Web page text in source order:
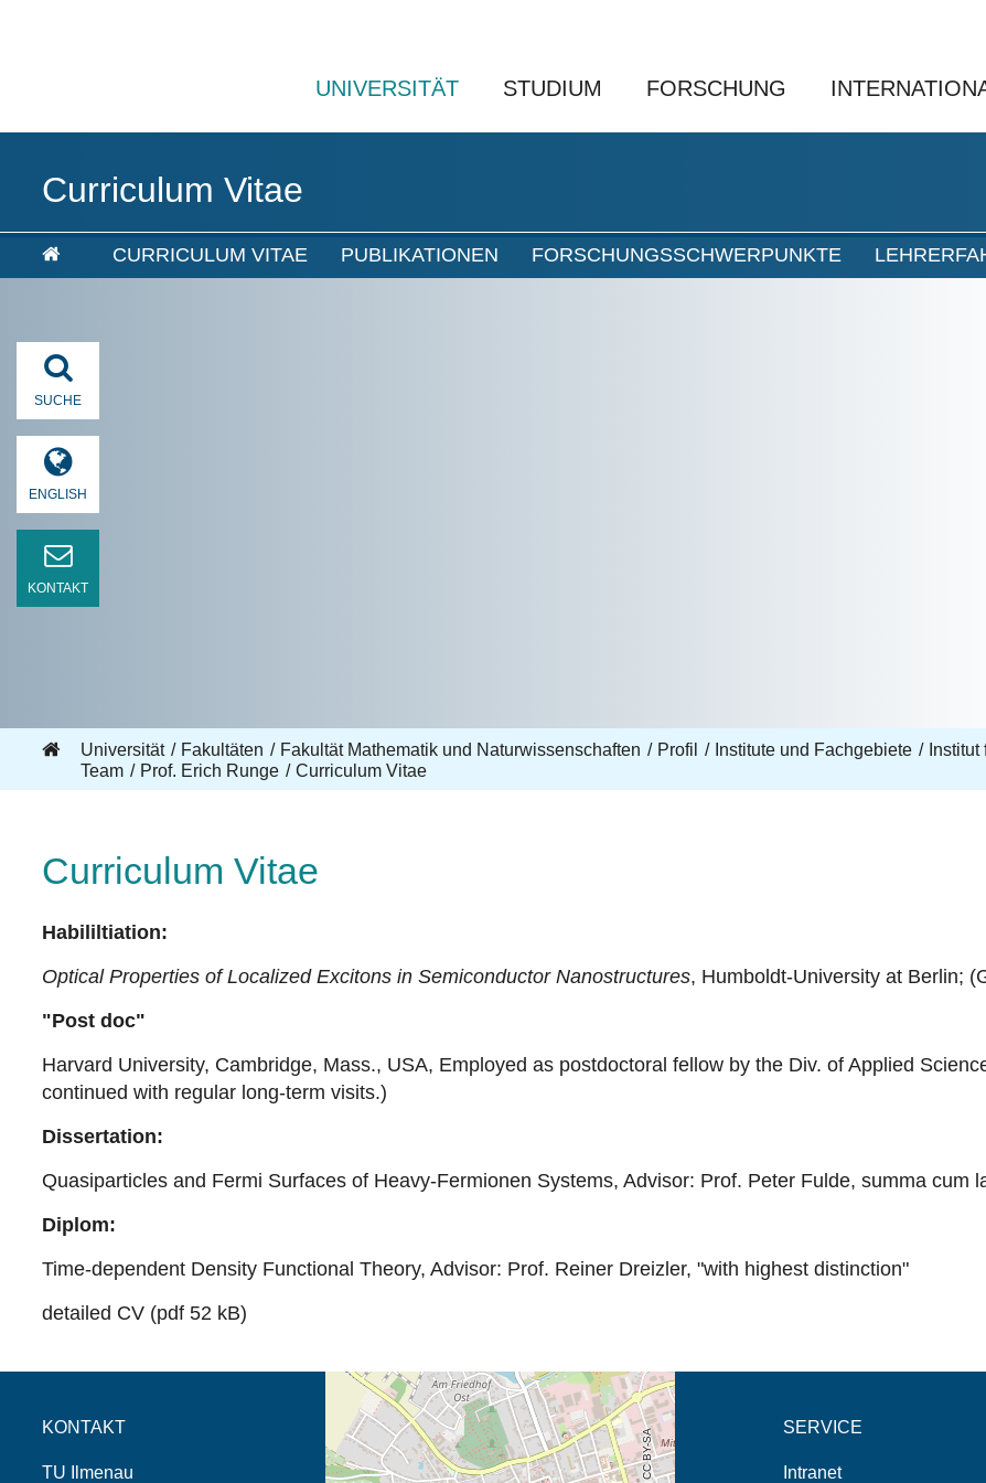
UNIVERSITÄT STUDIUM FORSCHUNG
Curriculum Vitae
CURRICULUM VITAE PUBLIKATIONEN FORSCHUNGSSCHWERPUNKTE
SUCHE
ENGLISH
KONTAKT
Universität Fakultäten Fakultät Mathematik und Naturwissenschaften Profil Institute und Fachgebiete
Team
Prof. Erich Runge Curriculum Vitae
Curriculum Vitae
Habililtiation:
Optical Properties of Localized Excitons in Semiconductor Nanostructures, Humboldt-University at Berlin;
"Post doc"
Harvard University, Cambridge, Mass., USA, Employed as postdoctoral fellow by the Div. of Applied
continued with regular long-term visits.)
Dissertation:
Quasiparticles and Fermi Surfaces of Heavy-Fermionen Systems, Advisor: Prof. Peter Fulde, summa cum
Diplom:
Time-dependent Density Functional Theory, Advisor: Prof. Reiner Dreizler, "with highest distinction"
detailed CV (pdf 52 kB)
KONTAKT
TU Ilmenau
Öffnet die Anfahrtsbeschreibung in neuem
Tab (Karte)
SERVICE
Intranet